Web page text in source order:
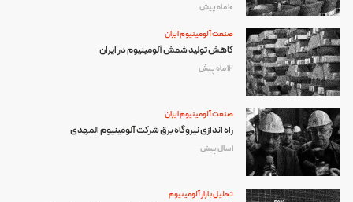
10 ماه پیش
صنعت آلومینیوم ایران
کاهش تولید شمش آلومینیوم در ایران
12 ماه پیش
صنعت آلومینیوم ایران
راه اندازی نیروگاه برق شرکت آلومینیوم المهدی
1 سال پیش
تحلیل بازار آلومینیوم